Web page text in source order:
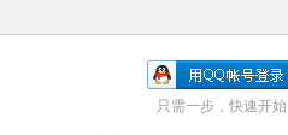
只需一步，快速开始